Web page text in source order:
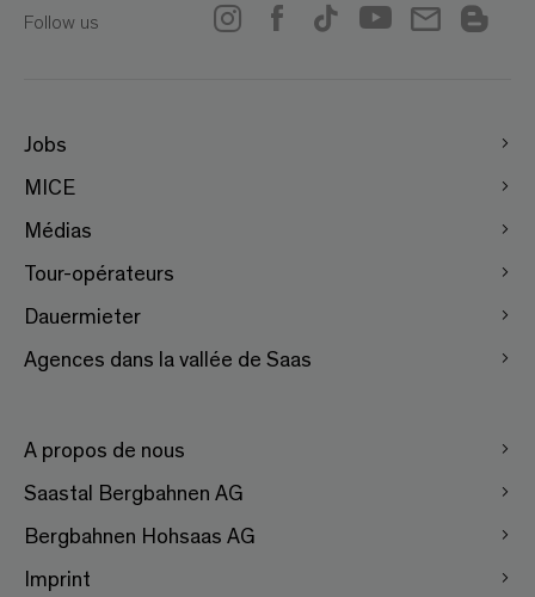
Follow us
Jobs
MICE
Médias
Tour-opérateurs
Dauermieter
Agences dans la vallée de Saas
A propos de nous
Saastal Bergbahnen AG
Bergbahnen Hohsaas AG
Imprint